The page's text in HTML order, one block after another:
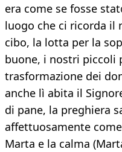
era come se fosse
luogo che ci ricorda il
cibo, la lotta per la
buone, i nostri piccoli
trasformazione dei
anche lì abita il
di pane, la preghiera
affettuosamente
Marta e la calma